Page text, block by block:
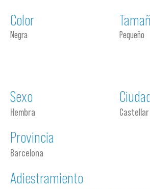
Color
Negra Pequeño
Sexo
Hembra Castellar
Provincia
Barcelona
Adiestramiento